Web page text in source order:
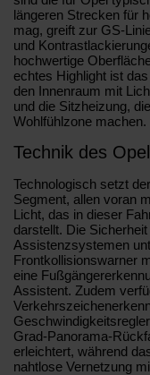
längeren Strecken für
mag, greift zur GS-
und
hochwertige
echtes Highlight ist
den Innenraum mit
und die Sitzheizung,
Wohlfühlzone machen.
Technik des
Technologisch setzt
Segment, allen voran
Licht, das in dieser
darstellt. Die
Assistenzsystemen
Frontkollisionswarner
eine
Assistent. Zudem
Grad-Panorama-
erleichtert, während
nahtlose Vernetzung